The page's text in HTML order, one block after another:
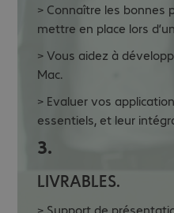
> Connaître les bonnes
mettre en place lors
> Vous aidez à
Mac.
> Evaluer vos
essentiels, et leur
3.
LIVRABLES.
> Support de